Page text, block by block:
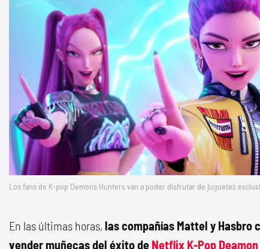
Los fans de K-pop Demons Hunters van a poder disfrutar de juguetes
En las últimas horas, las compañías Mattel y Hasbro
vender muñecas del éxito de Netflix K-Pop